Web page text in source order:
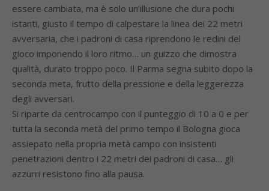
essere cambiata, ma è solo un’illusione che dura pochi
istanti, giusto il tempo di calpestare la linea dei 22 metri
avversaria, che i padroni di casa riprendono le redini del
gioco imponendo il loro ritmo… un guizzo che dimostra
qualità, durato troppo poco. Il Parma segna subito dopo la
seconda meta, frutto della pressione e della leggerezza
degli avversari.
Si riparte da centrocampo con il punteggio di 10 a 0 e per
tutta la seconda metà del primo tempo il Bologna gioca
assiepato nella propria metà campo con insistenti
penetrazioni dentro i 22 metri dei padroni di casa… gli
azzurri resistono fino alla pausa.